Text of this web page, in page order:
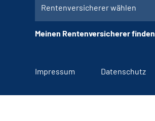
Rentenversicherer wählen
Meinen Rentenversicherer finden
Impressum Datenschutz